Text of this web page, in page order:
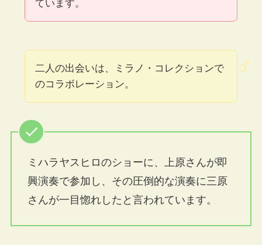
ています。
二人の出会いは、ミラノ・コレクションで
のコラボレーション。
ミハラヤスヒロのショーに、上原さんが即
興演奏で参加し、その圧倒的な演奏に三原
さんが一目惚れしたと言われています。